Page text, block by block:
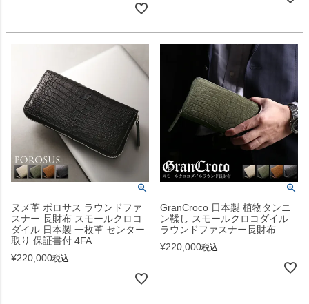
ヌメ革 ポロサス ラウンドファ
スナー 長財布 スモールクロコ
ダイル 日本製 一枚革 センター
取り 保証書付 4FA
¥220,000税込
GranCroco 日本製 植物タンニ
ン鞣し スモールクロコダイル
ラウンドファスナー長財布
¥220,000税込